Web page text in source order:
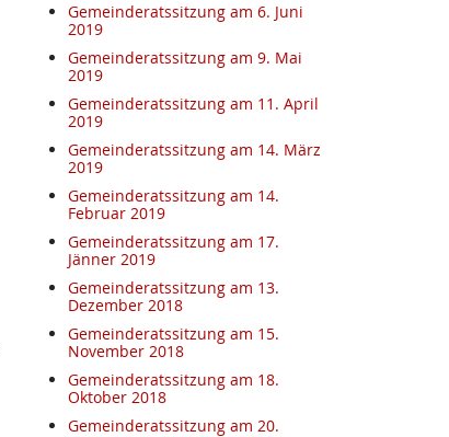
Gemeinderatssitzung am 6. Juni
2019
Gemeinderatssitzung am 9. Mai
2019
Gemeinderatssitzung am 11. April
2019
Gemeinderatssitzung am 14. März
2019
Gemeinderatssitzung am 14.
Februar 2019
Gemeinderatssitzung am 17.
Jänner 2019
Gemeinderatssitzung am 13.
Dezember 2018
Gemeinderatssitzung am 15.
November 2018
Gemeinderatssitzung am 18.
Oktober 2018
Gemeinderatssitzung am 20.